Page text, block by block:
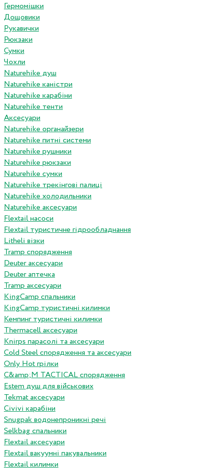
Гермомішки
Дощовики
Рукавички
Рюкзаки
Сумки
Чохли
Naturehike душ
Naturehike каністри
Naturehike карабіни
Naturehike тенти
Аксесуари
Naturehike органайзери
Naturehike питні системи
Naturehike рушники
Naturehike рюкзаки
Naturehike сумки
Naturehike трекінгові палиці
Naturehike холодильники
Naturehike аксесуари
Flextail насоси
Flextail туристичне гідрообладнання
Litheli візки
Tramp спорядження
Deuter аксесуари
Deuter аптечка
Tramp аксесуари
KingCamp спальники
KingCamp туристичні килимки
Кемпинг туристичні килимки
Thermacell аксесуари
Knirps парасолі та аксесуари
Cold Steel спорядження та аксесуари
Only Hot грілки
C&amp;M TACTICAL спорядження
Estem душ для військових
Tekmat аксесуари
Сivivi карабіни
Snugpak водонепроникні речі
Selkbag спальники
Flextail аксесуари
Flextail вакуумні пакувальники
Flextail килимки